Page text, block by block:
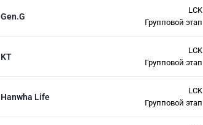
Gen.G
LCK
Групповой этап
KT
LCK
Групповой этап
Hanwha Life
LCK
Групповой этап